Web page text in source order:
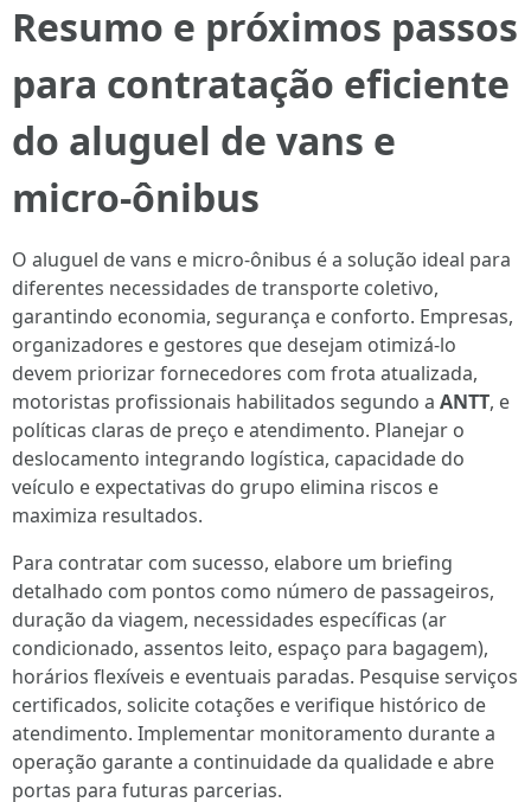
Resumo e próximos passos
para contratação eficiente
do aluguel de vans e
micro-ônibus
O aluguel de vans e micro-ônibus é a solução ideal para
diferentes necessidades de transporte coletivo,
garantindo economia, segurança e conforto. Empresas,
organizadores e gestores que desejam otimizá-lo
devem priorizar fornecedores com frota atualizada,
motoristas profissionais habilitados segundo a ANTT, e
políticas claras de preço e atendimento. Planejar o
deslocamento integrando logística, capacidade do
veículo e expectativas do grupo elimina riscos e
maximiza resultados.
Para contratar com sucesso, elabore um briefing
detalhado com pontos como número de passageiros,
duração da viagem, necessidades específicas (ar
condicionado, assentos leito, espaço para bagagem),
horários flexíveis e eventuais paradas. Pesquise serviços
certificados, solicite cotações e verifique histórico de
atendimento. Implementar monitoramento durante a
operação garante a continuidade da qualidade e abre
portas para futuras parcerias.